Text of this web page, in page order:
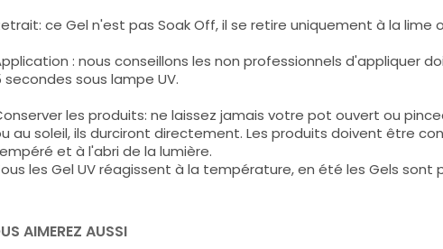
ce Gel n'est pas Soak Off, il se retire uniquement à la lime
: nous conseillons les non professionnels d'appliquer
secondes sous lampe UV.
les produits: ne laissez jamais votre pot ouvert ou
au soleil, ils durciront directement. Les produits doivent être
et à l'abri de la lumière.
les Gel UV réagissent à la température, en été les Gels sont
AIMEREZ AUSSI